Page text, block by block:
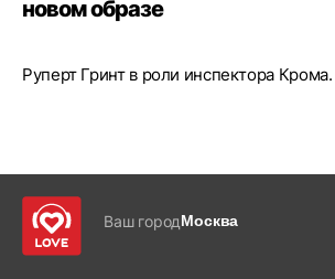
новом образе
Руперт Гринт в роли инспектора Крома.
Ваш городМосква